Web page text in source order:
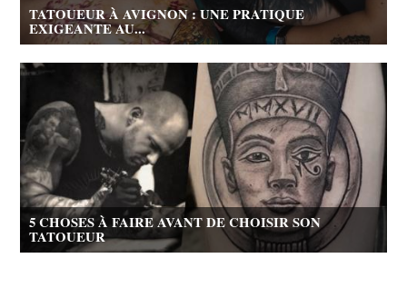
TATOUEUR À AVIGNON : UNE PRATIQUE
EXIGEANTE AU...
5 CHOSES À FAIRE AVANT DE CHOISIR SON
TATOUEUR